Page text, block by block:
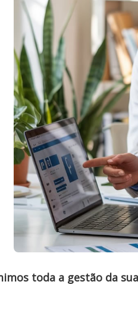
toda a gestão da